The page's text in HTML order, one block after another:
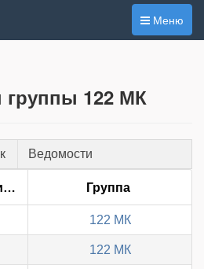
Меню
группы 122 МК
Ведомости
Номер Зачетной Книжки Группа
122 МК
122 МК